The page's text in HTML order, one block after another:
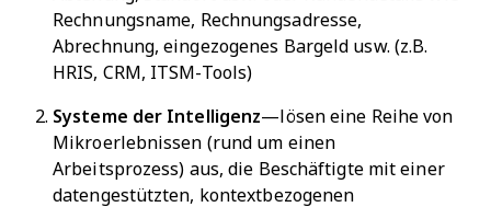
Rechnungsname, Rechnungsadresse,
Abrechnung, eingezogenes Bargeld usw. (z.B.
HRIS, CRM, ITSM-Tools)
Systeme der Intelligenz—lösen eine Reihe von
Mikroerlebnissen (rund um einen
Arbeitsprozess) aus, die Beschäftigte mit einer
datengestützten, kontextbezogenen